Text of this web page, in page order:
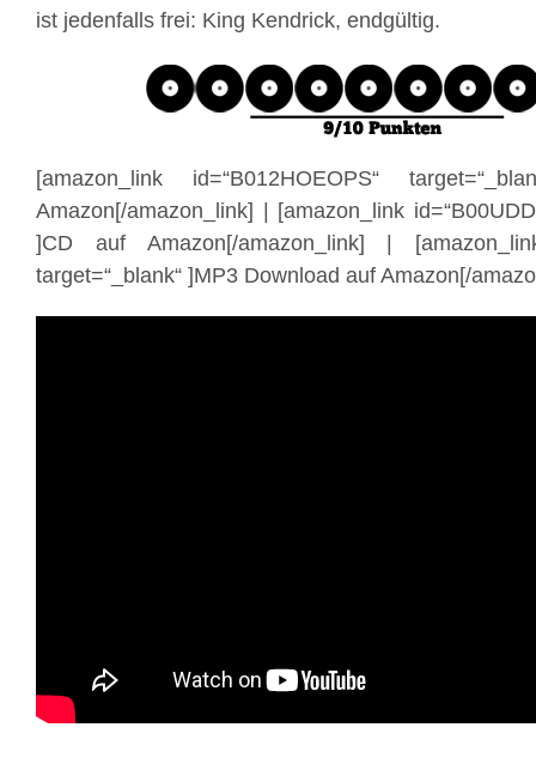
ist jedenfalls frei: King Kendrick, endgültig.
[amazon_link id=“B012HOEOPS“
Amazon[/amazon_link] | [amazon_link
]CD auf Amazon[/amazon_link] | [amazon_link
target=“_blank“ ]MP3 Download auf Amazon[/